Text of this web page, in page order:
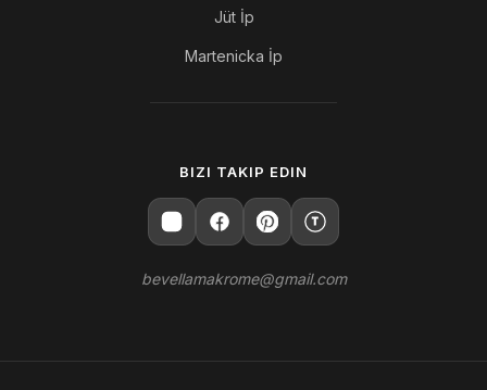
Jüt İp
Martenicka İp
BIZI TAKIP EDIN
T
bevellamakrome@gmail.com